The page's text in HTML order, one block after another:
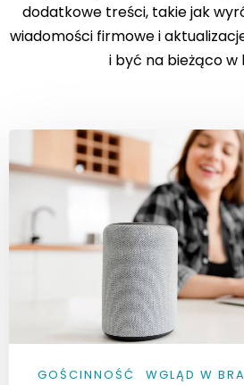
dodatkowe treści, takie jak
wiadomości firmowe i
i być na bieżąco w
GOŚCINNOŚĆ
WGLĄD W